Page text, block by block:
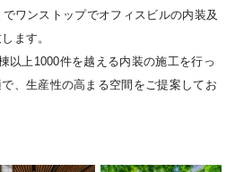
ワンストップでオフィスビルの内装及
ます。
以上1000件を越える内装の施工を行っ
、生産性の高まる空間をご提案してお